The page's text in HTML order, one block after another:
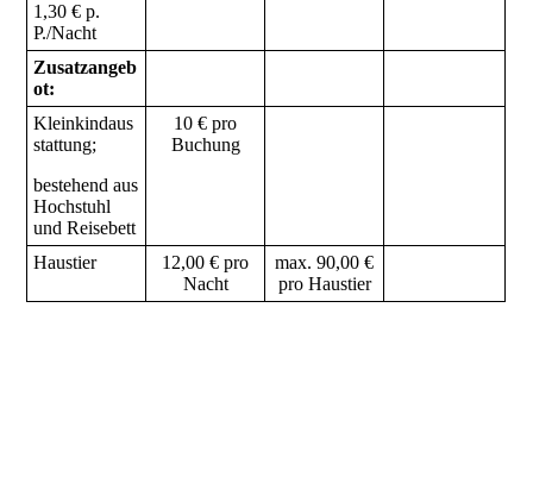
1 ,30 € p.
P./Nacht
Zusatzangeb
ot:
Kleinkindaus
stattung;
bestehend aus
Hochstuhl
und Reisebett
10 € pro
Buchung
Haustier
12,00 € pro
Nacht
max. 90,00 €
pro Haustier